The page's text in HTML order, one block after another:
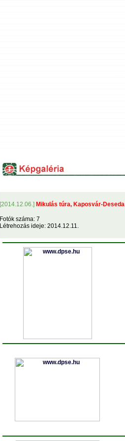
[2014.12.06.] Mikulás túra, Kaposvár-Deseda
Fotók száma: 7
Létrehozás ideje: 2014.12.11.